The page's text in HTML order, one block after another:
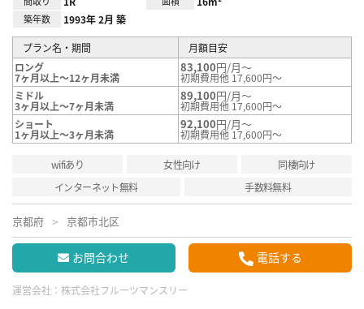
築年数 1993年 2月 築
プラン名・期間
月額目安
ロング
7ヶ月以上～12ヶ月未満
83,100円/月～
初期費用他 17,600円～
ミドル
3ヶ月以上～7ヶ月未満
89,100円/月～
初期費用他 17,600円～
ショート
1ヶ月以上～3ヶ月未満
92,100円/月～
初期費用他 17,600円～
wifiあり 女性向け
同棲向け
インターネット無料
手数料無料
京都府 京都市北区
お問合わせ 電話する
運営会社： 株式会社フルーツマンスリー